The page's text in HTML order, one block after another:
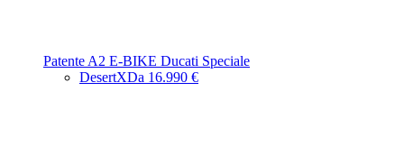
Patente A2 E-BIKE Ducati Speciale
DesertXDa 16.990 €